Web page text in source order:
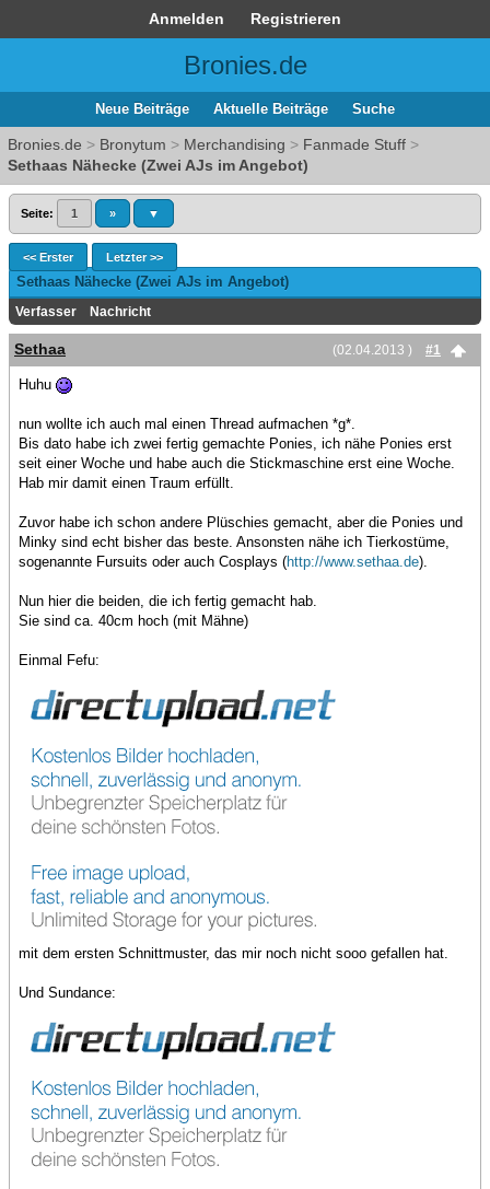
Anmelden Registrieren
Bronies.de
Neue Beiträge Aktuelle Beiträge Suche
Bronies.de > Bronytum > Merchandising > Fanmade Stuff >
Sethaas Nähecke (Zwei AJs im Angebot)
Seite: 1 » ▼
<< Erster Letzter >>
Sethaas Nähecke (Zwei AJs im Angebot)
Verfasser Nachricht
(02.04.2013 ) #1
Sethaa
Huhu
nun wollte ich auch mal einen Thread aufmachen *g*.
Bis dato habe ich zwei fertig gemachte Ponies, ich nähe Ponies erst
seit einer Woche und habe auch die Stickmaschine erst eine Woche.
Hab mir damit einen Traum erfüllt.
Zuvor habe ich schon andere Plüschies gemacht, aber die Ponies und
Minky sind echt bisher das beste. Ansonsten nähe ich Tierkostüme,
sogenannte Fursuits oder auch Cosplays (http://www.sethaa.de).
Nun hier die beiden, die ich fertig gemacht hab.
Sie sind ca. 40cm hoch (mit Mähne)
Einmal Fefu:
mit dem ersten Schnittmuster, das mir noch nicht sooo gefallen hat.
Und Sundance: